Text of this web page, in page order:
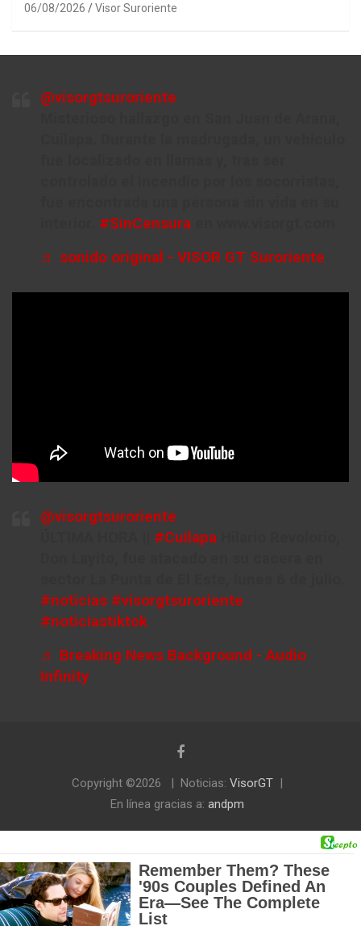
06/08/2026 Visor Suroriente
@visorgtsuroriente
#SinCensura
♬ sonido original - VISOR GT Suroriente
@visorgtsuroriente
#Cuilapa
#noticias #visorgtsuroriente
#noticiastiktok
♬ Breaking News Background - Audio
Infinity
Copyright ©2026 Noticias: VisorGT
En línea gracias a: andpm